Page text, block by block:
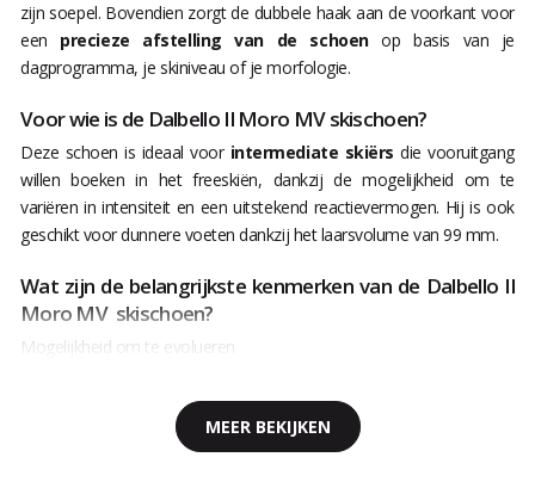
zijn soepel. Bovendien zorgt de dubbele haak aan de voorkant voor
een precieze afstelling van de schoenop basis van je
dagprogramma, je skiniveau of je morfologie.
Voor wie is de Dalbello Il Moro MV skischoen?
Deze schoen is ideaal voor intermediate skiërs die vooruitgang
willen boeken in het freeskiën, dankzij de mogelijkheid om te
variëren in intensiteit en een uitstekend reactievermogen. Hij is ook
geschikt voor dunnere voeten dankzij het laarsvolume van 99 mm.
Wat zijn de belangrijkste kenmerken van de Dalbello Il
Moro MV skischoen?
Mogelijkheid om te evolueren
MEER BEKIJKEN